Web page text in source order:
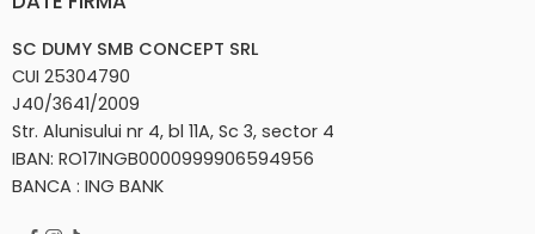
SC DUMY SMB CONCEPT SRL
CUI 25304790
J40/3641/2009
Str. Alunisului nr 4, bl 11A, Sc 3, sector 4
IBAN: RO17INGB0000999906594956
BANCA : ING BANK